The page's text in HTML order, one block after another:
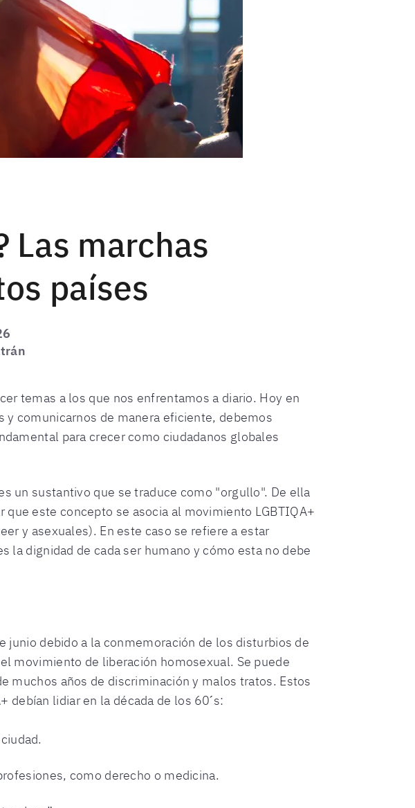
Las marchas
países
temas a los que nos enfrentamos a diario. Hoy en
y comunicarnos de manera eficiente, debemos
para crecer como ciudadanos globales
un sustantivo que se traduce como "orgullo". De ella
este concepto se asocia al movimiento LGBTIQA+
y asexuales). En este caso se refiere a estar
la dignidad de cada ser humano y cómo esta no debe
junio debido a la conmemoración de los disturbios de
movimiento de liberación homosexual. Se puede
muchos años de discriminación y malos tratos. Estos
debían lidiar en la década de los 60 ́s:
como derecho o medicina.